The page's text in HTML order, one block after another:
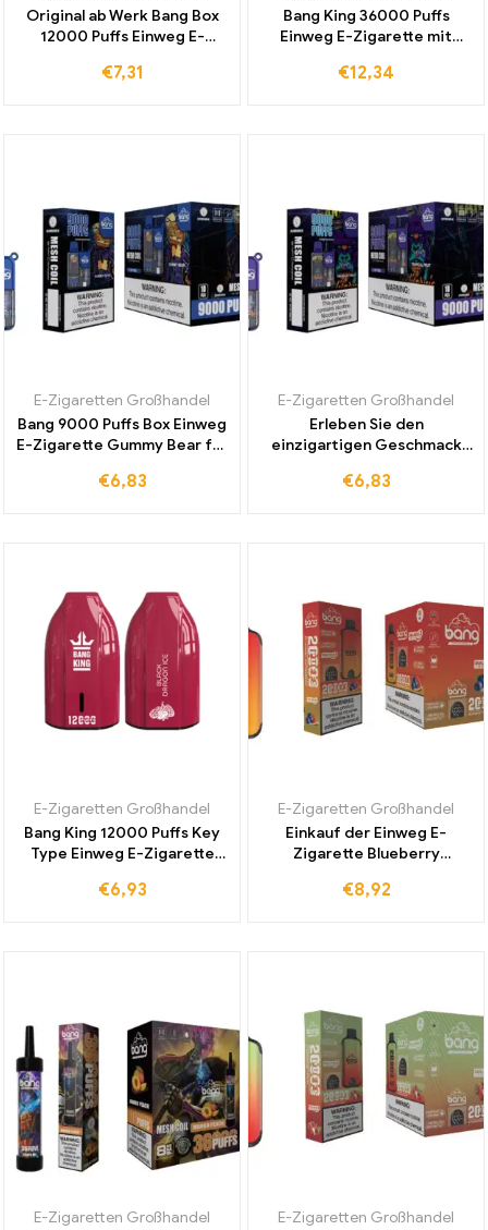
Original ab Werk Bang Box
12000 Puffs Einweg E-
Lychee für Duty-Free
€7,31
Bang King 36000 Puffs
Einweg E-Zigarette mit
Spannungsregelung und
€12,34
E-Zigaretten Großhandel
Bang 9000 Puffs Box Einweg
E-Zigarette Gummy Bear für
Geschmackserlebnis zum
€6,83
E-Zigaretten Großhandel
Erleben Sie den
einzigartigen Geschmack
Einweg E-Zigarette mit
€6,83
E-Zigaretten Großhandel
Bang King 12000 Puffs Key
Type Einweg E-Zigarette
günstigen
€6,93
E-Zigaretten Großhandel
Einkauf der Einweg E-
Zigarette Blueberry
Dual Mesh direkt vom
€8,92
E-Zigaretten Großhandel E-Zigaretten Großhandel